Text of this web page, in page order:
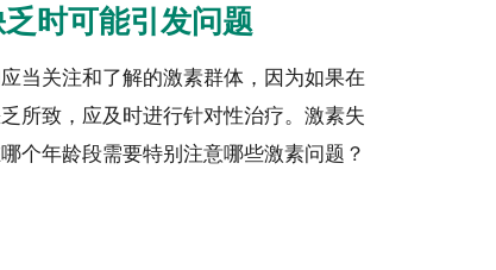
时可能引发问题
当关注和了解的激素群体，因为如果在
所致，应及时进行针对性治疗。激素失
个年龄段需要特别注意哪些激素问题？